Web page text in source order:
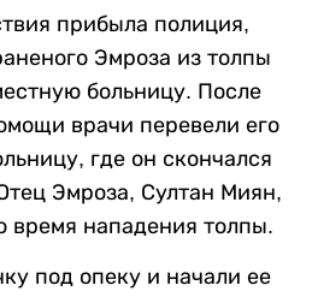
прибыла полиция,
Эмроза из толпы
больницу. После
врачи перевели его
где он скончался
Эмроза, Султан Миян,
время нападения толпы.
под опеку и начали ее